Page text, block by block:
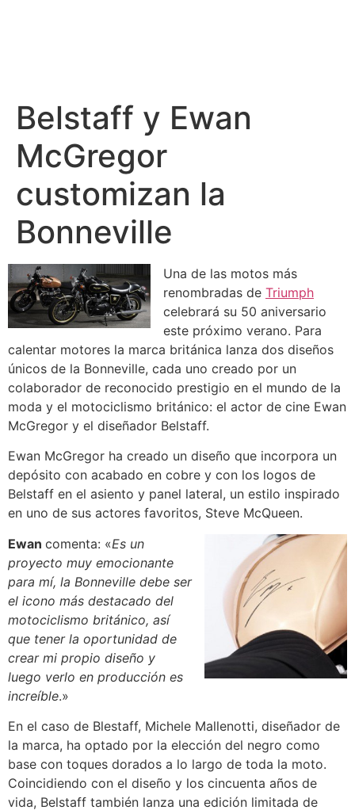
Belstaff y Ewan
McGregor
customizan la
Bonneville
Una de las motos más
renombradas de Triumph
celebrará su 50 aniversario
este próximo verano. Para
calentar motores la marca británica lanza dos diseños
únicos de la Bonneville, cada uno creado por un
colaborador de reconocido prestigio en el mundo de la
moda y el motociclismo británico: el actor de cine Ewan
McGregor y el diseñador Belstaff.
Ewan McGregor ha creado un diseño que incorpora un
depósito con acabado en cobre y con los logos de
Belstaff en el asiento y panel lateral, un estilo inspirado
en uno de sus actores favoritos, Steve McQueen.
Ewan comenta: «Es un
proyecto muy emocionante
para mí, la Bonneville debe ser
el icono más destacado del
motociclismo británico, así
que tener la oportunidad de
crear mi propio diseño y
luego verlo en producción es
increíble.»
En el caso de Blestaff, Michele Mallenotti, diseñador de
la marca, ha optado por la elección del negro como
base con toques dorados a lo largo de toda la moto.
Coincidiendo con el diseño y los cincuenta años de
vida, Belstaff también lanza una edición limitada de